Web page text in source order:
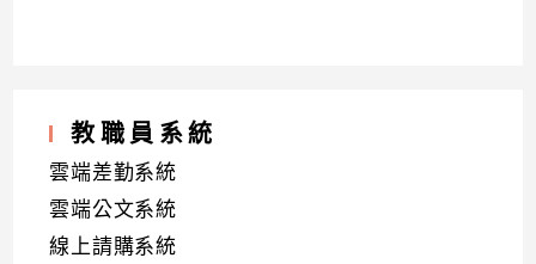
教職員系統
雲端差勤系統
雲端公文系統
線上請購系統